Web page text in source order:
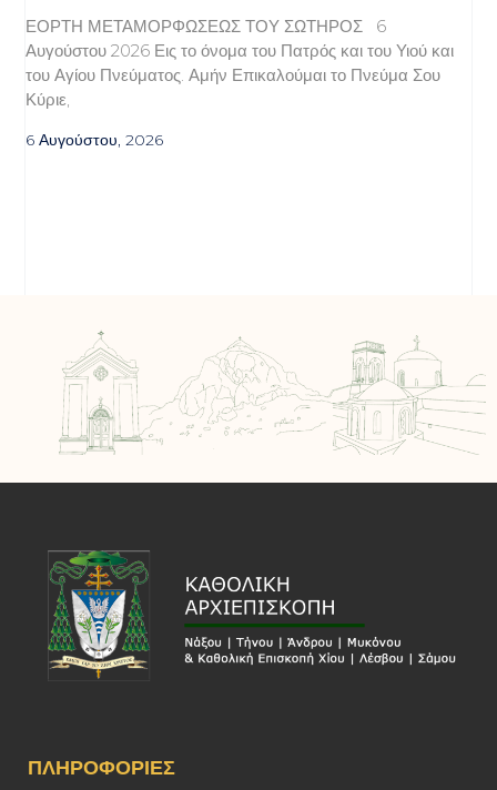
ΕΟΡΤΗ ΜΕΤΑΜΟΡΦΩΣΕΩΣ ΤΟΥ ΣΩΤΗΡΟΣ 6
Αυγούστου 2026 Εις το όνομα του Πατρός και του Υιού και
του Αγίου Πνεύματος. Αμήν Επικαλούμαι το Πνεύμα Σου
Κύριε,
6 Αυγούστου, 2026
ΠΛΗΡΟΦΟΡΊΕΣ